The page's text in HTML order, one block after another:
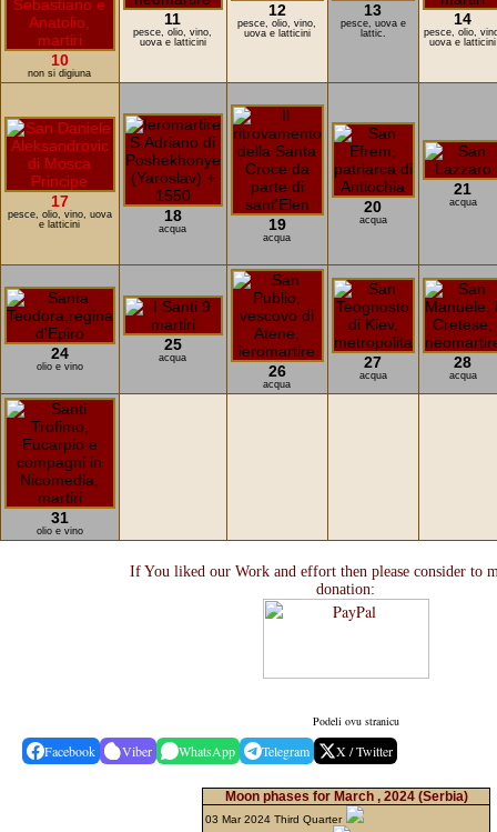
10
non si digiuna
11
pesce, olio, vino,
uova e latticini
12
pesce, olio, vino,
uova e latticini
13
pesce, uova e
lattic.
14
pesce, olio,
uova e latticini
17
pesce, olio, vino, uova
e latticini
18
acqua 19
acqua
20
acqua
21
acqua
24
olio e vino
25
acqua
26
acqua
27
acqua
28
acqua
31
olio e vino
If You liked our Work and effort then please consider to
donation:
Podeli ovu stranicu
Facebook Viber WhatsApp Telegram X / Twitter
Moon phases for March , 2024 (Serbia)
03 Mar 2024 Third Quarter